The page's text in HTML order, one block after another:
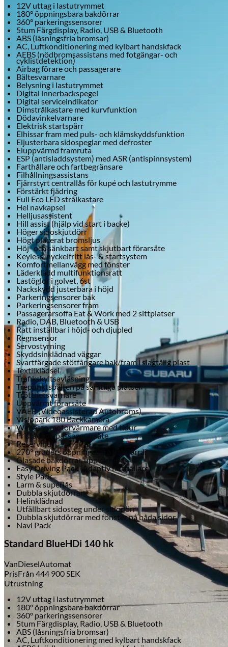
Suzuki
Leapmotor
Tillbehör & reservdelar
12V uttag i lastutrymmet
180° öppningsbara bakdörrar
360° parkeringssensorer
5tum Färgdisplay, Radio, USB & Bluetooth
ABS (låsningsfria bromsar)
AC, Luftkonditionering med kylbart handskfack
AEBS (nödbromsassistans med fotgängar- och
cyklistdetektion)
Airbag förare och passagerare
Bältesvarnare
Belysning i lastutrymmet
Digital innerbackspegel
Digital serviceindikator
Dimstrålkastare med kurvfunktion
Dödavinkelvarnare
Elektrisk startspärr
Elhissar fram med puls- och klämskyddsfunktion
Eljusterbara sidospeglar med defroster
Eluppvärmd framruta
ESP (antisladdsystem) med ASR (antispinnsystem)
Farthållare och fartbegränsare
Filhållningsassistans
Fjärrstyrt centrallås för kupé och lastutrymme
Förstärkt fjädring
Full Eco LED strålkastare
Hel navkapsel
Helljusassistent
Hill assist (hjälp vid start i backe)
Höger sidoskjutdörr
Högt placerat bromsljus
Höj- och sänkbart samt skjutbart förarsäte
Keyless, nyckelfritt lås- & startsystem
Komfortmellanvägg med fönster
Läderklädd multifunktionsratt
Lastöglor i golvet, 6st
Nackskydd justerbara i höjd
Parkeringsensorer bak
Parkeringsensorer fram
Passagerarsoffa Eat & Work med 2 sittplatser
Radio, DAB, Bluetooth & USB
Ratt inställbar i höjd- och djupled
Regnsensor
Servostyrning
Skyddsinklädnad väggar
Svartfärgade stötfångare bak/fram i slagtålig plast
Textilklädsel
Trafikskyltsavläsning
Trepunktsbälten på samtliga platser
Trötthetsvarnare
Uppvärmt förarsäte
VAEB (Videoassisterad Autobroms)
Visiopark 180 Backkamera
Webasto motorvärmare med tidur
Fristående passagerarsäte
Reservhjul
270° graders öppningsbara bakdörrar
Glasade bakdörrar, uppvärmda
Easy Driving Pack (Adaptiv farthållare)
Style Pack
Larm & superlås
Dubbla skjutdörrar
Helinklädnad
Utfällbart sidosteg under sidodörr
Dubbla skjutdörrar med fönster på båda sidor
Navi Pack
Standard BlueHDi 140 hk
VanDieselAutomat
PrisFrån 444 900 SEK
Utrustning
12V uttag i lastutrymmet
180° öppningsbara bakdörrar
360° parkeringssensorer
5tum Färgdisplay, Radio, USB & Bluetooth
ABS (låsningsfria bromsar)
AC, Luftkonditionering med kylbart handskfack